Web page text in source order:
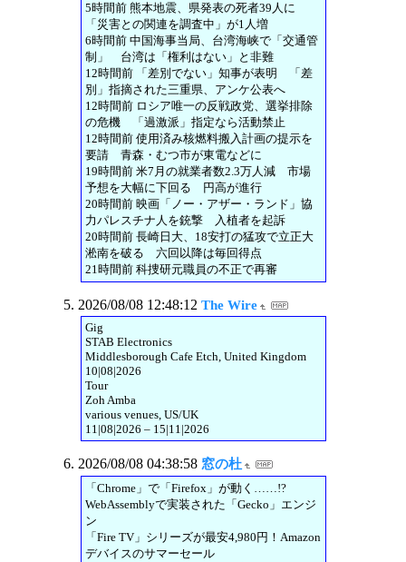
5時間前 熊本地震、県発表の死者39人に
「災害との関連を調査中」が1人増
6時間前 中国海事当局、台湾海峡で「交通管
制」 台湾は「権利はない」と非難
12時間前 「差別でない」知事が表明 「差
別」指摘された三重県、アンケ公表へ
12時間前 ロシア唯一の反戦政党、選挙排除
の危機 「過激派」指定なら活動禁止
12時間前 使用済み核燃料搬入計画の提示を
要請 青森・むつ市が東電などに
19時間前 米7月の就業者数2.3万人減 市場
予想を大幅に下回る 円高が進行
20時間前 映画「ノー・アザー・ランド」協
力パレスチナ人を銃撃 入植者を起訴
20時間前 長崎日大、18安打の猛攻で立正大
淞南を破る 六回以降は毎回得点
21時間前 科捜研元職員の不正で再審
2026/08/08 12:48:12 The Wire
Gig
STAB Electronics
Middlesborough Cafe Etch, United Kingdom
10|08|2026
Tour
Zoh Amba
various venues, US/UK
11|08|2026 – 15|11|2026
2026/08/08 04:38:58 窓の杜
「Chrome」で「Firefox」が動く……!?
WebAssemblyで実装された「Gecko」エンジ
ン
「Fire TV」シリーズが最安4,980円！Amazon
デバイスのサマーセール